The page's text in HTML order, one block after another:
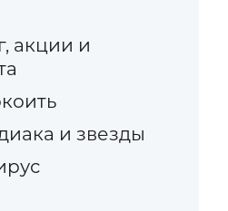
акции и
и звезды